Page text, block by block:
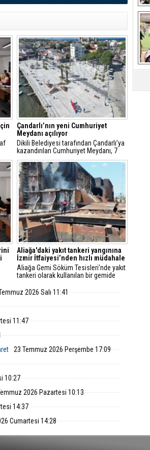
Çandarlı’nın yeni Cumhuriyet
Meydanı açılıyor
Dikili Belediyesi tarafından Çandarlı’ya
kazandırılan Cumhuriyet Meydanı, 7
Ağustos Cuma günü düzenlenecek
görkemli bir törenle hizmete açılıyor.
Aliağa'daki yakıt tankeri yangınına
İzmir İtfaiyesi’nden hızlı müdahale
Aliağa Gemi Söküm Tesisleri'nde yakıt
tankeri olarak kullanılan bir gemide
Belediyesi İtfaiye Dairesi Başkanlığı
ulaştı.
2026 Salı 11:41
11:47
23 Temmuz 2026 Perşembe 17:09
10:27
2026 Pazartesi 10:13
14:37
Cumartesi 14:28